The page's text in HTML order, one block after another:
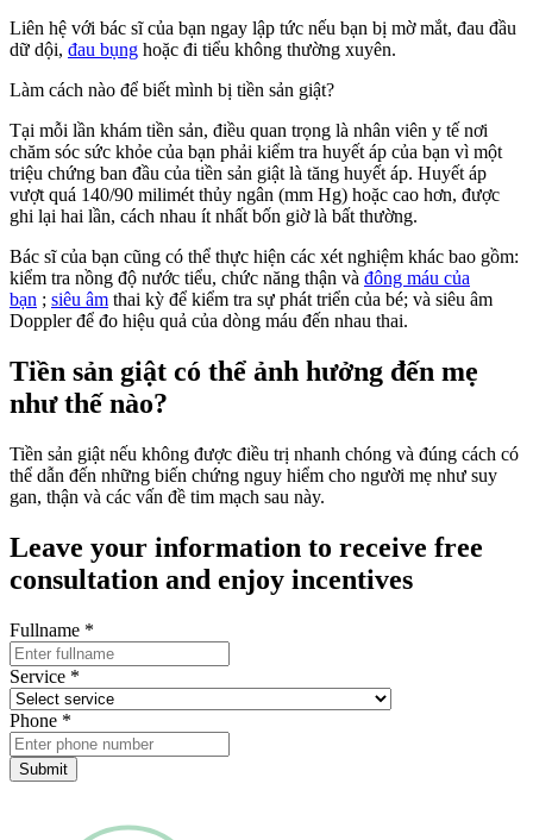
Liên hệ với bác sĩ của bạn ngay lập tức nếu bạn bị mờ mắt, đau đầu
dữ dội, đau bụng hoặc đi tiểu không thường xuyên.
Làm cách nào để biết mình bị tiền sản giật?
Tại mỗi lần khám tiền sản, điều quan trọng là nhân viên y tế nơi
chăm sóc sức khỏe của bạn phải kiểm tra huyết áp của bạn vì một
triệu chứng ban đầu của tiền sản giật là tăng huyết áp. Huyết áp
vượt quá 140/90 milimét thủy ngân (mm Hg) hoặc cao hơn, được
ghi lại hai lần, cách nhau ít nhất bốn giờ là bất thường.
Bác sĩ của bạn cũng có thể thực hiện các xét nghiệm khác bao gồm:
kiểm tra nồng độ nước tiểu, chức năng thận và đông máu của
bạn ; siêu âm thai kỳ để kiểm tra sự phát triển của bé; và siêu âm
Doppler để đo hiệu quả của dòng máu đến nhau thai.
Tiền sản giật có thể ảnh hưởng đến mẹ
như thế nào?
Tiền sản giật nếu không được điều trị nhanh chóng và đúng cách có
thể dẫn đến những biến chứng nguy hiểm cho người mẹ như suy
gan, thận và các vấn đề tim mạch sau này.
Leave your information to receive free
consultation and enjoy incentives
Fullname *
Service *
Phone *
Submit